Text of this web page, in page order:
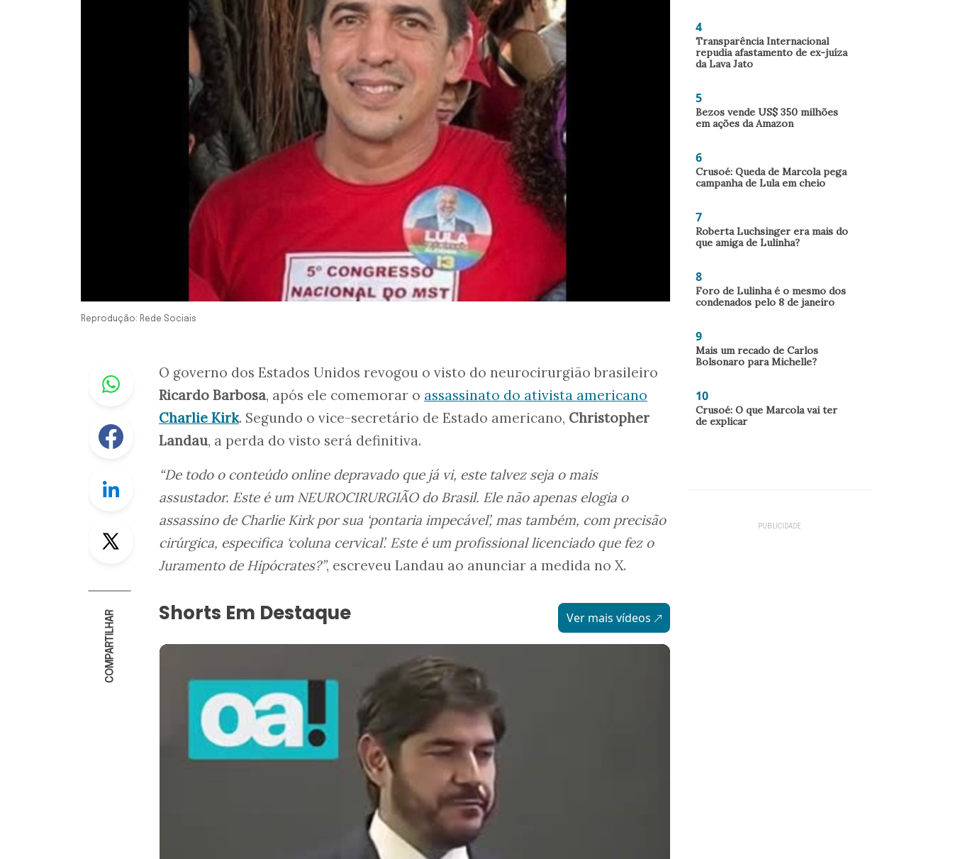
Reprodução: Rede Sociais
Whastapp
Facebook
Linkedin
Twitter
COMPARTILHAR
O governo dos Estados Unidos revogou o visto do neurocirurgião brasileiro
Ricardo Barbosa, após ele comemorar o assassinato do ativista americano
Charlie Kirk. Segundo o vice-secretário de Estado americano, Christopher
Landau, a perda do visto será definitiva.
“De todo o conteúdo online depravado que já vi, este talvez seja o mais
assustador. Este é um NEUROCIRURGIÃO do Brasil. Ele não apenas elogia o
assassino de Charlie Kirk por sua ‘pontaria impecável’, mas também, com precisão
cirúrgica, especifica ‘coluna cervical’. Este é um profissional licenciado que fez o
Juramento de Hipócrates?”, escreveu Landau ao anunciar a medida no X.
Shorts Em Destaque Ver mais vídeos
4
Transparência Internacional
repudia afastamento de ex-juíza
da Lava Jato
5
Bezos vende US$ 350 milhões
em ações da Amazon
6
Crusoé: Queda de Marcola pega
campanha de Lula em cheio
7
Roberta Luchsinger era mais do
que amiga de Lulinha?
8
Foro de Lulinha é o mesmo dos
condenados pelo 8 de janeiro
9
Mais um recado de Carlos
Bolsonaro para Michelle?
10
Crusoé: O que Marcola vai ter
de explicar